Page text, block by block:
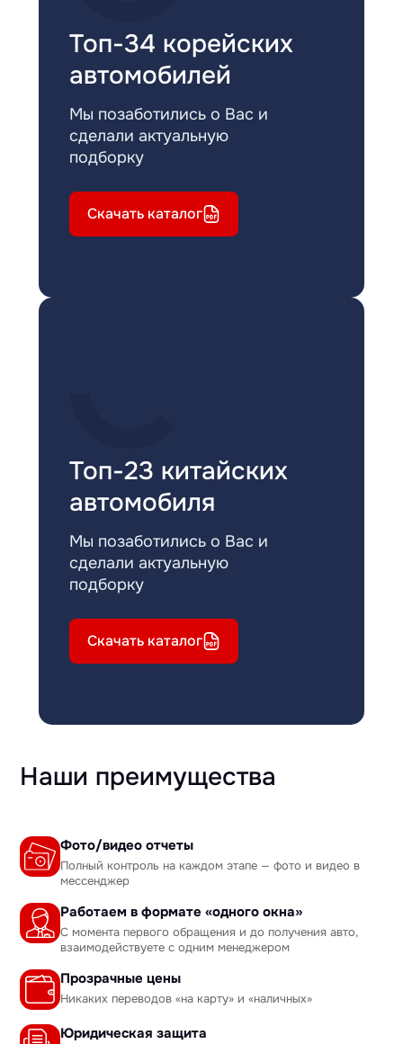
Топ-34 корейских
автомобилей
Мы позаботились о Вас и
сделали актуальную
подборку
Скачать каталог
Топ-23 китайских
автомобиля
Мы позаботились о Вас и
сделали актуальную
подборку
Скачать каталог
Наши преимущества
Фото/видео отчеты
Полный контроль на каждом этапе — фото и видео в
мессенджер
Работаем в формате «одного окна»
С момента первого обращения и до получения авто,
взаимодействуете с одним менеджером
Прозрачные цены
Никаких переводов «на карту» и «наличных»
Юридическая защита